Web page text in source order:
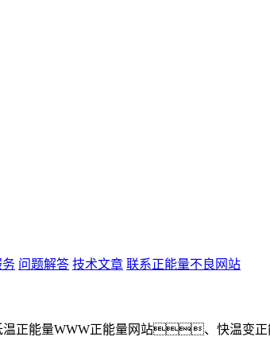
务 问题解答 技术文章 联系正能量不良网站
正能量WWW正能量网站、快温变正